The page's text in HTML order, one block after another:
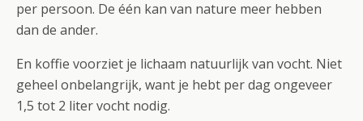
per persoon. De één kan van nature meer hebben
dan de ander.
En koffie voorziet je lichaam natuurlijk van vocht. Niet
geheel onbelangrijk, want je hebt per dag ongeveer
1,5 tot 2 liter vocht nodig.